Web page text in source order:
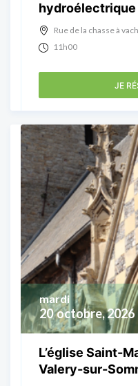
hydroélectrique
Rue de la chasse à
11h00
JE
20 octobre, 2026
mardi
L’église Saint-
Valery-sur-